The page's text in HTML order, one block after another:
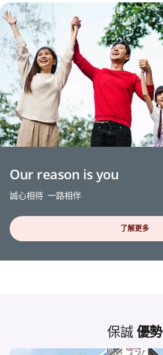
Our reason is you
誠心相待 一路相伴
了解更多
保誠優勢